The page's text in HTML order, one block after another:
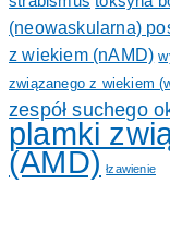
(neowaskularna)
z wiekiem (nAMD)
związanego z wiekiem
zespół suchego
plamki
(AMD) łzawienie